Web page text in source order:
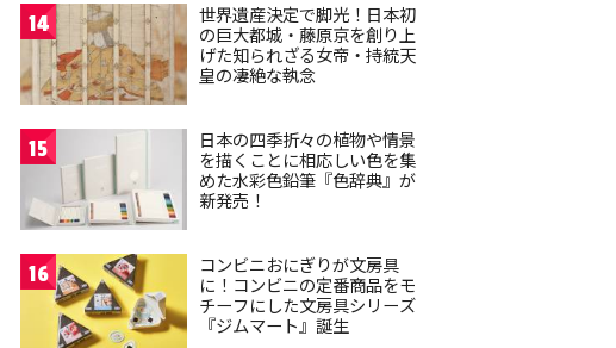
14
世界遺産決定で脚光！日本初
の巨大都城・藤原京を創り上
げた知られざる女帝・持統天
皇の凄絶な執念
15
日本の四季折々の植物や情景
を描くことに相応しい色を集
めた水彩色鉛筆『色辞典』が
新発売！
16
コンビニおにぎりが文房具
に！コンビニの定番商品をモ
チーフにした文房具シリーズ
『ジムマート』誕生